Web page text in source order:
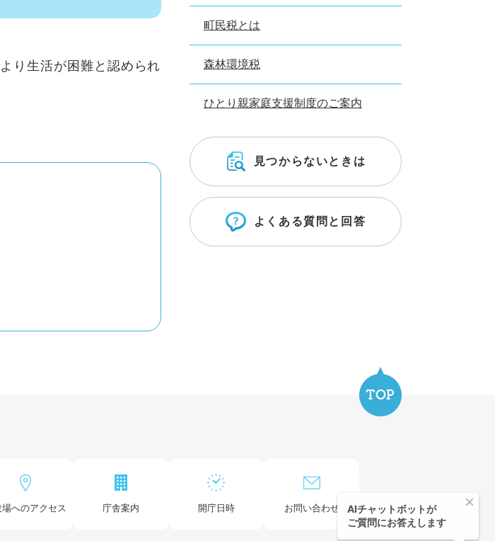
り生活が困難と認められ
町民税とは
森林環境税
ひとり親家庭支援制度のご案内
見つからないときは
よくある質問と回答
場へのアクセス 庁舎案内 開庁日時 お問い合わせ